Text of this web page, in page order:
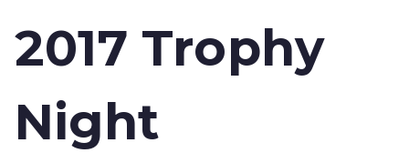
2017 Trophy
Night